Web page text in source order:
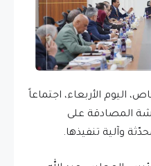
اليوم الأربعاء، اجتماعاً
المصادقة على
وآلية تنفيذها.